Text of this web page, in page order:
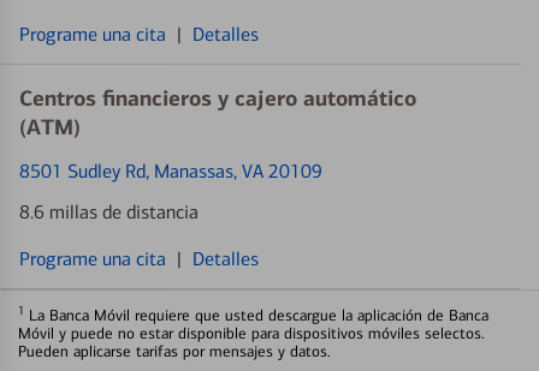
Programe una cita | Detalles
Centros financieros y cajero automático
(ATM)
8501 Sudley Rd, Manassas, VA 20109
8.6 millas de distancia
Programe una cita | Detalles
1 La Banca Móvil requiere que usted descargue la aplicación de Banca
Móvil y puede no estar disponible para dispositivos móviles selectos.
Pueden aplicarse tarifas por mensajes y datos.